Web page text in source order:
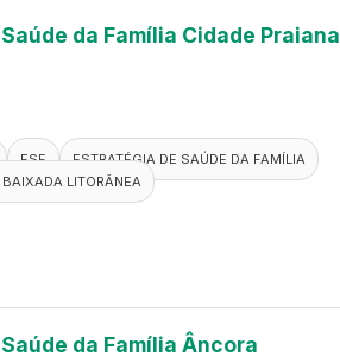
da Família Cidade Praiana
ESF
ESTRATÉGIA DE SAÚDE DA FAMÍLIA
BAIXADA LITORÂNEA
da Família Âncora